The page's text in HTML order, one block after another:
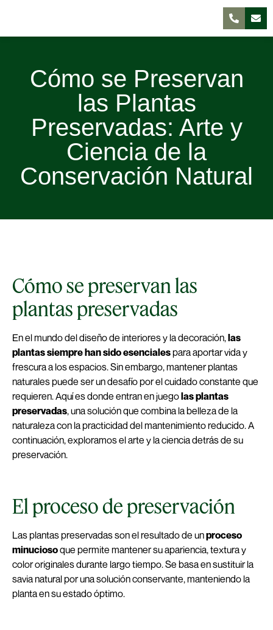
Cómo se Preservan
las Plantas
Preservadas: Arte y
Ciencia de la
Conservación Natural
Cómo se preservan las
plantas preservadas
En el mundo del diseño de interiores y la decoración,las
plantas siempre han sido esencialespara aportar vida y
frescura a los espacios. Sin embargo, mantener plantas
naturales puede ser un desafío por el cuidado constante que
requieren. Aquí es donde entran en juegolas plantas
preservadas, una solución que combina la belleza de la
naturaleza con la practicidad del mantenimiento reducido. A
continuación, exploramos el arte y la ciencia detrás de su
preservación.
El proceso de preservación
Las plantas preservadas son el resultado de unproceso
minuciosoque permite mantener su apariencia, textura y
color originales durante largo tiempo. Se basa en sustituir la
savia natural por una solución conservante, manteniendo la
planta en su estado óptimo.